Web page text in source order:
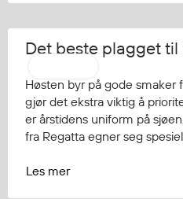
Det beste plagget
Høsten byr på gode
gjør det ekstra viktig å
er årstidens uniform på
fra Regatta egner seg
Les mer